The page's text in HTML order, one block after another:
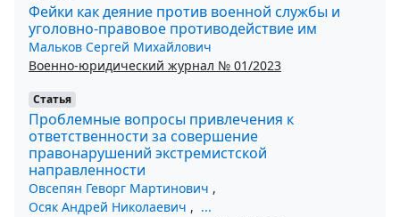
Фейки как деяние против военной службы и
уголовно-правовое противодействие им
Мальков Сергей Михайлович
Военно-юридический журнал № 01/2023
Статья
Проблемные вопросы привлечения к
ответственности за совершение
правонарушений экстремистской
направленности
Овсепян Геворг Мартинович ,
Осяк Андрей Николаевич , ...